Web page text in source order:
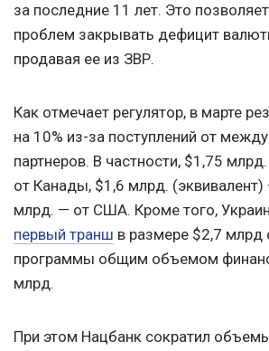
за последние 11 лет. Это
проблем закрывать дефицит
продавая ее из ЗВР.
Как отмечает регулятор, в марте
на 10% из-за поступлений от
партнеров. В частности, $1,75
от Канады, $1,6 млрд.
млрд. — от США. Кроме того,
первый транш в размере $2,7
программы общим объемом
млрд.
При этом Нацбанк сократил